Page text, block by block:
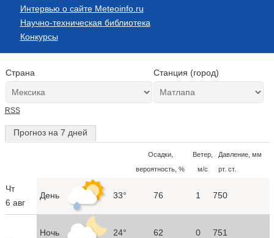
Интервью о сайте Meteoinfo.ru
Научно-техническая библиотека
Конкурсы
Страна Станция (город)
RSS
Прогноз на 7 дней
Осадки,
вероятность, %
Ветер,
м/с
Давление, мм
рт. ст.
Чт
6 авг
День 33° 76 1 750
Ночь 24° 62 0 751